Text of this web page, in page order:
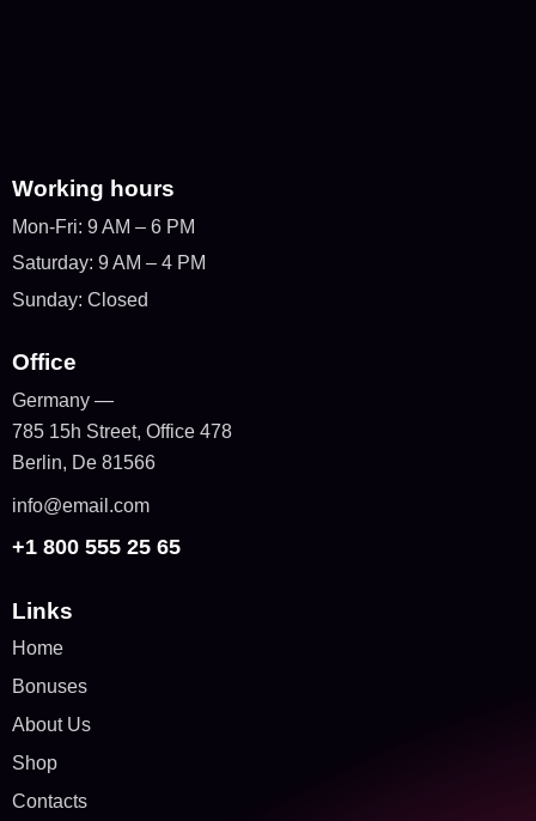
Working hours
Mon-Fri: 9 AM – 6 PM
Saturday: 9 AM – 4 PM
Sunday: Closed
Office
Germany —
785 15h Street, Office 478
Berlin, De 81566
info@email.com
+1 800 555 25 65
Links
Home
Bonuses
About Us
Shop
Contacts